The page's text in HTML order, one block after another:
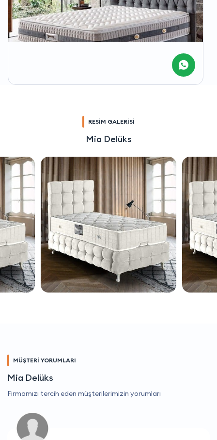
RESİM GALERİSİ
Mia Delüks
MÜŞTERİ YORUMLARI
Mia Delüks
Firmamızı tercih eden müşterilerimizin yorumları